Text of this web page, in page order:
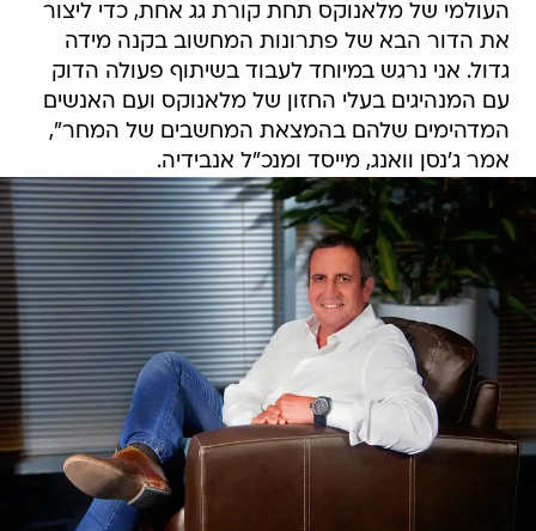
העולמי של מלאנוקס תחת קורת גג אחת, כדי ליצור
את הדור הבא של פתרונות המחשוב בקנה מידה
גדול. אני נרגש במיוחד לעבוד בשיתוף פעולה הדוק
עם המנהיגים בעלי החזון של מלאנוקס ועם האנשים
המדהימים שלהם בהמצאת המחשבים של המחר",
אמר ג'נסן וואנג, מייסד ומנכ"ל אנבידיה.